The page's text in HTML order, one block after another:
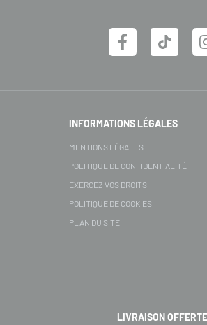
INFORMATIONS LÉGALES
MENTIONS LÉGALES
POLITIQUE DE CONFIDENTIALITÉ
EXERCEZ VOS DROITS
POLITIQUE DE COOKIES
PLAN DU SITE
LIVRAISON